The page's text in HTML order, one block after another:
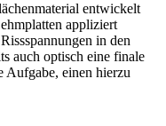
entwickelt
appliziert
in den
auch optisch eine finale
Aufgabe, einen hierzu